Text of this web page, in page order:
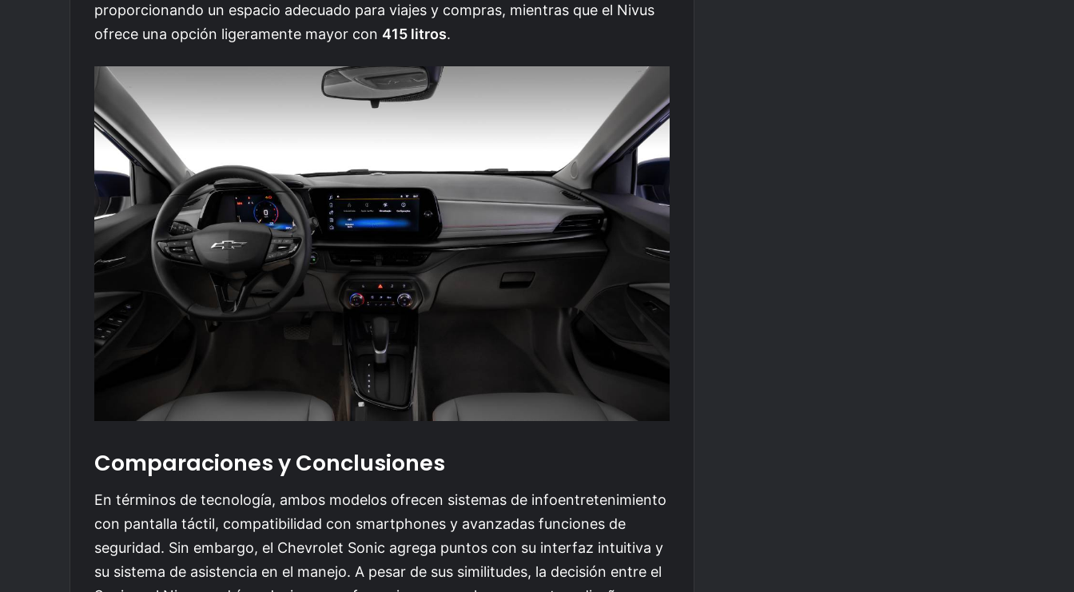
proporcionando un espacio adecuado para viajes y compras, mientras que el Nivus
ofrece una opción ligeramente mayor con 415 litros.
Comparaciones y Conclusiones
En términos de tecnología, ambos modelos ofrecen sistemas de infoentretenimiento
con pantalla táctil, compatibilidad con smartphones y avanzadas funciones de
seguridad. Sin embargo, el Chevrolet Sonic agrega puntos con su interfaz intuitiva y
su sistema de asistencia en el manejo. A pesar de sus similitudes, la decisión entre el